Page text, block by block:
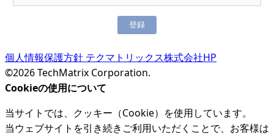
個人情報保護方針 テクマトリックス株式会社HP
©2026 TechMatrix Corporation.
Cookieの使用について
当サイトでは、クッキー（Cookie）を使用しています。
当ウェブサイトを引き続きご利用いただくことで、お客様は